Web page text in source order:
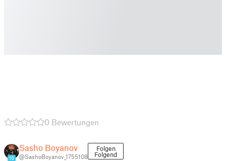
0 Bewertungen
10
Sasho Boyanov
@SashoBoyanov_1755108
Folgen
Folgend